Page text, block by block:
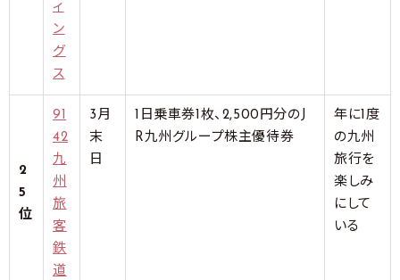
ィ
ン
グ
ス
2
5
位
91
42
九
州
旅
客
鉄
道
3月
末
日
1日乗車券1枚、2,500円分のJ
R九州グループ株主優待券
年に1度
の九州
旅行を
楽しみ
にして
いる